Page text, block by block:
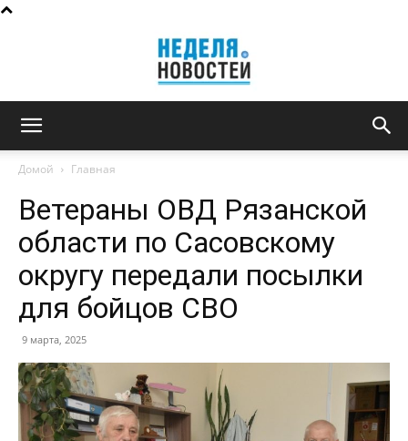
новостей
Домой Главная
Ветераны ОВД Рязанской
области по Сасовскому
округу передали посылки
для бойцов СВО
9 марта, 2025